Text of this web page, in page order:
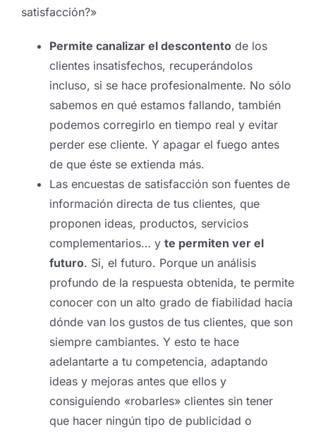
satisfacción?»
Permite canalizar el descontentode los
clientes insatisfechos, recuperándolos
incluso, si se hace profesionalmente. No sólo
sabemos en qué estamos fallando, también
podemos corregirlo en tiempo real y evitar
perder ese cliente. Y apagar el fuego antes
de que éste se extienda más.
Las encuestas de satisfacción son fuentes de
información directa de tus clientes, que
proponen ideas, productos, servicios
complementarios… y te permiten ver el
futuro. Si, el futuro. Porque un análisis
profundo de la respuesta obtenida, te permite
conocer con un alto grado de fiabilidad hacia
dónde van los gustos de tus clientes, que son
siempre cambiantes. Y esto te hace
adelantarte a tu competencia, adaptando
ideas y mejoras antes que ellos y
consiguiendo «robarles» clientes sin tener
que hacer ningún tipo de publicidad o